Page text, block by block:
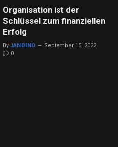
Organisation ist der
Schlüssel zum finanziellen
Erfolg
By JANDINO
September 15, 2022
0